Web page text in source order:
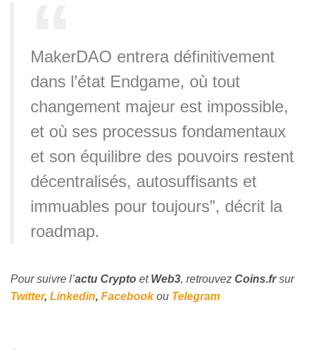
MakerDAO entrera définitivement
dans l’état Endgame, où tout
changement majeur est impossible,
et où ses processus fondamentaux
et son équilibre des pouvoirs restent
décentralisés, autosuffisants et
immuables pour toujours”, décrit la
roadmap.
Pour suivre l’actu Crypto et Web3, retrouvez Coins.frsur
Twitter, Linkedin, Facebookou Telegram